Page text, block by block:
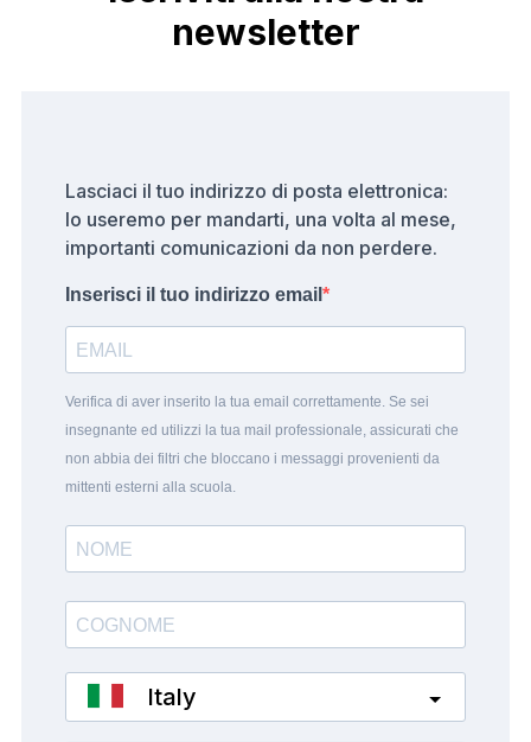
newsletter
Lasciaci il tuo indirizzo di posta elettronica:
lo useremo per mandarti, una volta al mese,
importanti comunicazioni da non perdere.
Inserisci il tuo indirizzo email
Verifica di aver inserito la tua email correttamente. Se sei
insegnante ed utilizzi la tua mail professionale, assicurati che
non abbia dei filtri che bloccano i messaggi provenienti da
mittenti esterni alla scuola.
Italy